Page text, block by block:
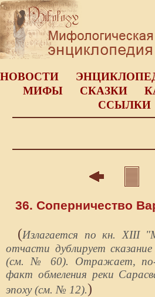
НОВОСТИ
МИФЫ
СКАЗКИ
ССЫЛКИ
36. Соперничество
(Излагается по кн. XIII
отчасти дублирует
(см. № 60). Отражает, по-
факт обмеления реки
эпоху (см. № 12).)